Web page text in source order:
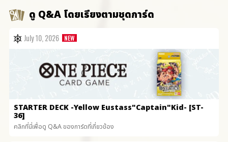
ดู Q&A โดยเรียงตามชุดการ์ด
July 10, 2026
STARTER DECK -Yellow Eustass"Captain"Kid- [ST-
36]
คลิกที่นี่เพื่อดู Q&A ของการ์ดที่เกี่ยวข้อง